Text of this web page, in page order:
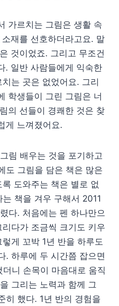
가르치는 그림은 생활 속
재를 선호하더라고요. 말
것이었죠. 그리고 무조건
. 일반 사람들에게 익숙한
는 곳은 없었어요. 그리
학생들이 그린 그림은 너
의 선들이 경쾌한 것은 찾
게 느껴졌어요.
림 배우는 것을 포기하고
도 그림을 담은 책은 많은
도와주는 책은 별로 없
는 책을 겨우 구해서 2011
다. 처음에는 펜 하나만으
다가 조금씩 크기도 키우
게 꼬박 1년 반을 하루도
. 하루에 두 시간쯤 잡으면
니 손목이 마음대로 움직
그리는 노력과 함께 그
히 했다. 1년 반의 경험을